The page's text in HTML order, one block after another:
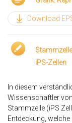
Download
iPS-Zellen
In diesem
Wissenschaftler
Stammzelle (iPS
Entdeckung,